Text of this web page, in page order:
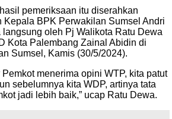
pemeriksaan itu diserahkan
Kepala BPK Perwakilan Sumsel Andri
oleh Pj Walikota Ratu Dewa
Kota Palembang Zainal Abidin di
Sumsel, Kamis (30/5/2024).
menerima opini WTP, kita patut
sebelumnya kita WDP, artinya tata
jadi lebih baik,” ucap Ratu Dewa.